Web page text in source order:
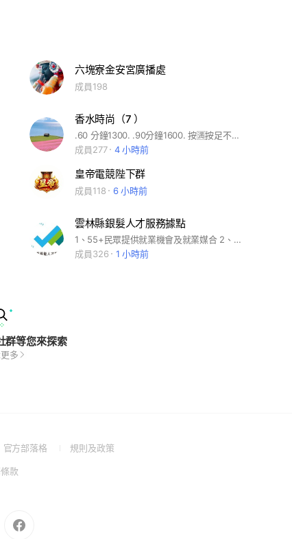
六塊寮金安宮廣播處
成員198
香水時尚（7 ）
.60 分鐘1300. .90分鐘1600. 按🈵按足不偷時. （時尚） 地址.高雄市鳳山區瑞隆東路242 號. 本店前方150公尺，瑞豐國小對面有收費停車場🅿️或公園旁邊有停車格好停車 （香水） 店址:高雄市鳳山區保泰路130號 近保泰路與南正二路交叉口,車 可停店門口或停到五甲國中週邊停車格)(離店100公尺) (斜對面保養廠晚上七點過後就 可以停了.)星期日公休可以停車）
成員277
4 小時前
皇帝電競陛下群
成員118 6 小時前
雲林縣銀髮人才服務據點
1、55+民眾提供就業機會及就業媒合 2、55+勞動法令及職涯發展諮詢服務 3、55+就業促進活動及訓練研習課程 4、辦理55+促進銀髮者就業或推廣世代合作之倡議活動
成員326
1 小時前
群等您來探索
多
官方部落格
(Open規則及政策(Open
款(Open
window)
Go
to